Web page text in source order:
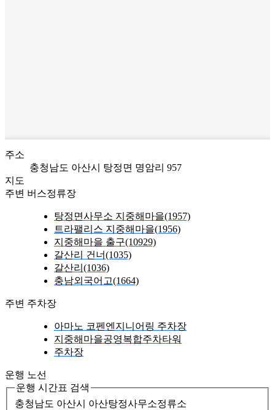
주소
충청남도 아산시 탕정면 명암리 957
지도
주변 버스정류장
탕정면사무소 지중해마을(1957)
트라팰리스 지중해마을(1956)
지중해마을 출구(10929)
갈산리 건너(1035)
갈산리(1036)
충남외국어고(1664)
주변 주차장
아마노 코펜엔지니어링 주차장
지중해마을공영복합주차타워
주차장
운행 노선
운행 시간표 검색
충청남도 아산시
아산탕정사무소정류소